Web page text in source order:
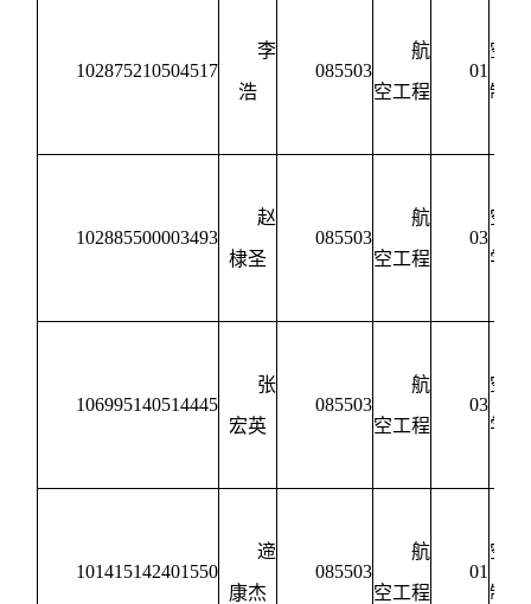
102875210504517
李
浩
085503
航
空工程
01
空
制
102885500003493
赵
棣圣
085503
航
空工程
03
空
学
106995140514445
张
宏英
085503
航
空工程
03
空
学
101415142401550
遆
康杰
085503
航
空工程
01
空
制